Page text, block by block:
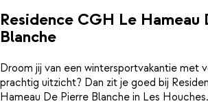
Residence CGH Le Hameau
Blanche
Droom jij van een wintersportvakantie met
prachtig uitzicht? Dan zit je goed bij
Hameau De Pierre Blanche in Les